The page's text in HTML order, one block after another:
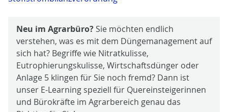
Neu im Agrarbüro?Sie möchten endlich
verstehen, was es mit dem Düngemanagement auf
sich hat? Begriffe wie Nitratkulisse,
Eutrophierungskulisse, Wirtschaftsdünger oder
Anlage 5 klingen für Sie noch fremd? Dann ist
unser E-Learning speziell für Quereinsteigerinnen
und Bürokräfte im Agrarbereich genau das